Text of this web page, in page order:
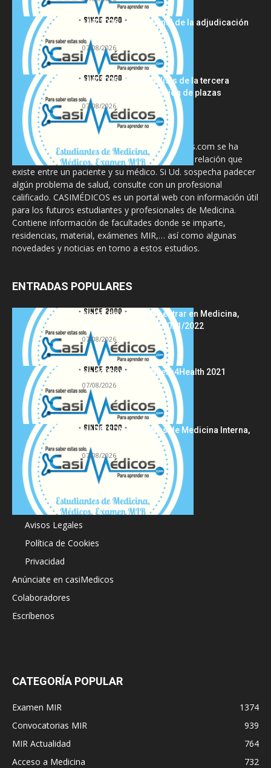
MIR 2026: análisis final de la adjudicación
de plazas y claves...
07/08/2026
MIR 2025-2026: análisis de la tercera
semana de adjudicación de plazas
07/08/2026
La información proporcionada en CasiMedicos.com se ha
diseñado para complementar, no substituir, la relación que
existe entre un paciente y su médico. Si Ud. sospecha padecer
algún problema de salud, consulte con un profesional
calificado. CASIMÉDICOS es un portal web con información útil
para los futuros estudiantes y profesionales de Medicina.
Contiene información de facultades donde se imparte,
residencias, material, exámenes MIR,… así como algunas
novedades y noticias en torno a estos estudios.
ENTRADAS POPULARES
Notas de corte para entrar en Medicina,
curso 2022/2023 vs 2021/2022
07/08/2026
Hackathon Innomakers4Health 2021
07/08/2026
HARRISON Principios de Medicina Interna,
07/08/2026
Acerca de
Avisos Legales
Política de Cookies
Privacidad
Anúnciate en casiMedicos
Colaboradores
Escríbenos
CATEGORÍA POPULAR
Examen MIR
1374
Convocatorias MIR
939
MIR Actualidad
764
Acceso a Medicina
732